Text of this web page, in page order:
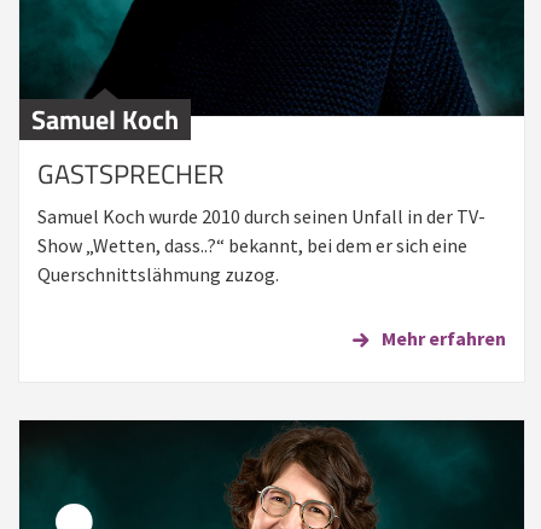
Samuel Koch
GASTSPRECHER
Samuel Koch wurde 2010 durch seinen Unfall in der TV-
Show „Wetten, dass..?“ bekannt, bei dem er sich eine
Querschnittslähmung zuzog.
Mehr erfahren